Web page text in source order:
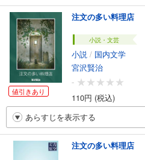
値引きあり
注文の多い料理店
小説・文芸
小説 / 国内文学
宮沢賢治
-
110円 (税込)
あらすじを表示する
注文の多い料理店